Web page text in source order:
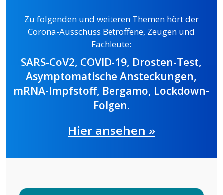
Zu folgenden und weiteren Themen hört der
Corona-Ausschuss Betroffene, Zeugen und
Fachleute:
SARS-CoV2, COVID-19, Drosten-Test,
Asymptomatische Ansteckungen,
mRNA-Impfstoff, Bergamo, Lockdown-
Folgen.
Hier ansehen »